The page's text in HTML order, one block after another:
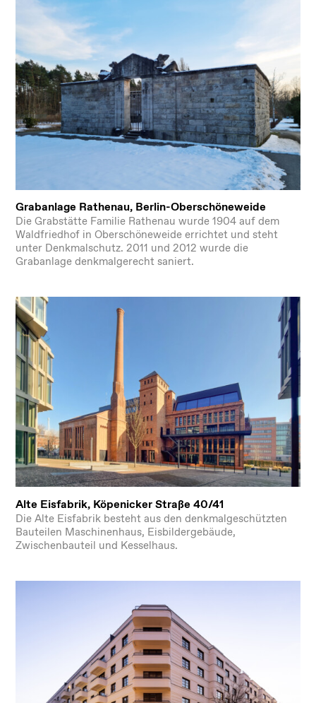
Grabanlage Rathenau, Berlin-Oberschöneweide
Die Grabstätte Familie Rathenau wurde 1904 auf dem
Waldfriedhof in Oberschöneweide errichtet und steht
unter Denkmalschutz. 2011 und 2012 wurde die
Grabanlage denkmalgerecht saniert.
Alte Eisfabrik, Köpenicker Straße 40/41
Die Alte Eisfabrik besteht aus den denkmalgeschützten
Bauteilen Maschinenhaus, Eisbildergebäude,
Zwischenbauteil und Kesselhaus.